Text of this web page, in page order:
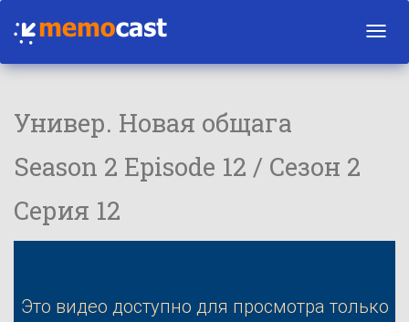
Универ. Новая общага
Season 2 Episode 12 / Сезон 2
Серия 12
Это видео доступно для просмотра только